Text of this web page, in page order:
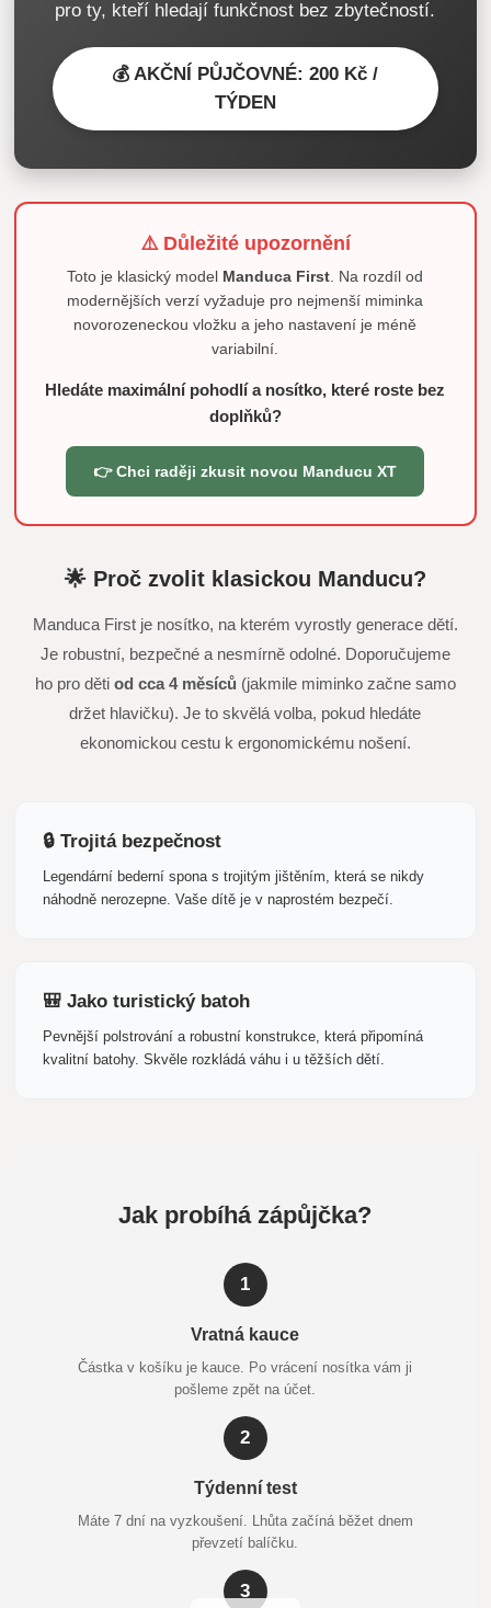
pro ty, kteří hledají funkčnost bez zbytečností.
💰 AKČNÍ PŮJČOVNÉ: 200 Kč /
TÝDEN
⚠️ Důležité upozornění
Toto je klasický model Manduca First. Na rozdíl od
modernějších verzí vyžaduje pro nejmenší miminka
novorozeneckou vložku a jeho nastavení je méně
variabilní.
Hledáte maximální pohodlí a nosítko, které roste bez
doplňků?
👉 Chci raději zkusit novou Manducu XT
🌟 Proč zvolit klasickou Manducu?
Manduca First je nosítko, na kterém vyrostly generace dětí.
Je robustní, bezpečné a nesmírně odolné. Doporučujeme
ho pro děti od cca 4 měsíců (jakmile miminko začne samo
držet hlavičku). Je to skvělá volba, pokud hledáte
ekonomickou cestu k ergonomickému nošení.
🔒 Trojitá bezpečnost
Legendární bederní spona s trojitým jištěním, která se nikdy
náhodně nerozepne. Vaše dítě je v naprostém bezpečí.
🎒 Jako turistický batoh
Pevnější polstrování a robustní konstrukce, která připomíná
kvalitní batohy. Skvěle rozkládá váhu i u těžších dětí.
Jak probíhá zápůjčka?
1
Vratná kauce
Částka v košíku je kauce. Po vrácení nosítka vám ji
pošleme zpět na účet.
2
Týdenní test
Máte 7 dní na vyzkoušení. Lhůta začíná běžet dnem
převzetí balíčku.
3